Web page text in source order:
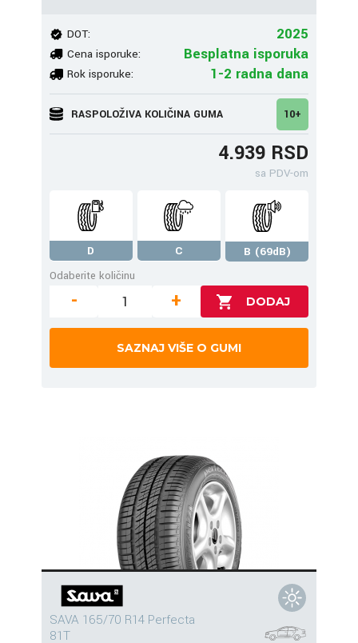
DOT: 2025
Cena isporuke: Besplatna isporuka
Rok isporuke: 1-2 radna dana
RASPOLOŽIVA KOLIČINA GUMA 10+
4.939 RSD
sa PDV-om
D C
B (69dB)
Odaberite količinu
- +
SAZNAJ VIŠE O GUMI
SAVA 165/70 R14 Perfecta
81T